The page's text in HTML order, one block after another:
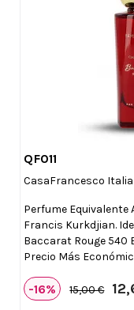
QF011
CasaFrancesco
Perfume Equivalente
Francis Kurkdjian.
Baccarat Rouge 540
Precio Más
-16% 15,00 €